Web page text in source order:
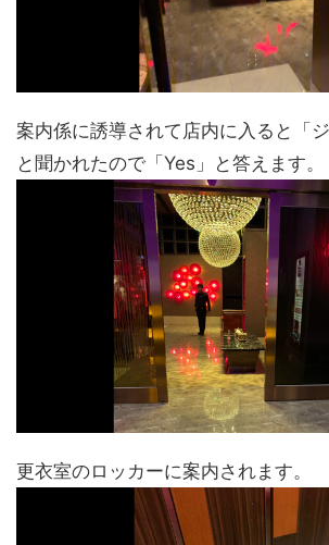
案内係に誘導されて店内に入ると「ジ
と聞かれたので「Yes」と答えます。
更衣室のロッカーに案内されます。